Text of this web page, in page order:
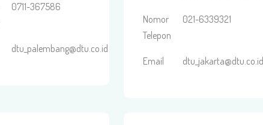
0711-367586
dtu_palembang@dtu.co.id
Nomor
Telepon
021-6339321
Email dtu_jakarta@dtu.co.id